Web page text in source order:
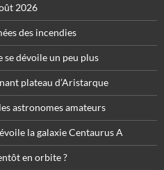
2026
des incendies
se dévoile un peu plus
plateau d’Aristarque
astronomes amateurs
la galaxie Centaurus A
en orbite ?